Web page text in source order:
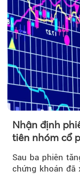
Nhận định
tiên nhóm cổ
Sau ba phiên
chứng khoán đã